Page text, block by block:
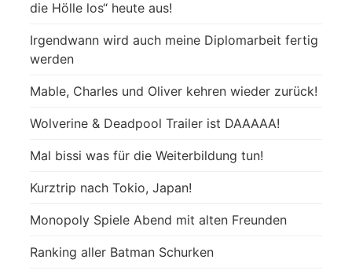
die Hölle los“ heute aus!
Irgendwann wird auch meine Diplomarbeit fertig
werden
Mable, Charles und Oliver kehren wieder zurück!
Wolverine & Deadpool Trailer ist DAAAAA!
Mal bissi was für die Weiterbildung tun!
Kurztrip nach Tokio, Japan!
Monopoly Spiele Abend mit alten Freunden
Ranking aller Batman Schurken